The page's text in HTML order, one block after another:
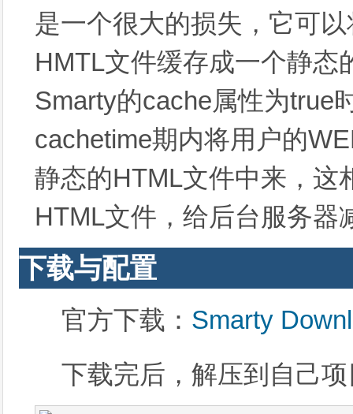
是一个很大的损失，它可
HMTL文件缓存成一个静态
Smarty的cache属性为true
cachetime期内将用户的
静态的HTML文件中来，这
HTML文件，给后台服务器
下载与配置
官方下载： Smarty
下载完后，解压到自己